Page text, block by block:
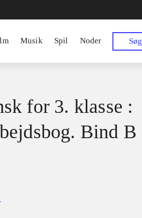
Musik Spil Noder Søg
for 3. klasse :
Bind B